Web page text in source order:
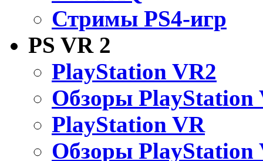
Стримы PS4-игр
PS VR 2
PlayStation VR2
Обзоры PlayStation
PlayStation VR
Обзоры PlayStation